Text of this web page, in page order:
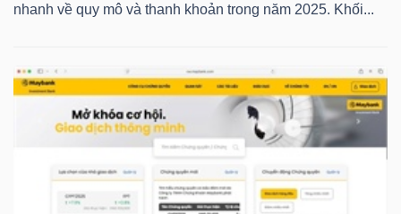
nhanh về quy mô và thanh khoản trong năm 2025. Khối...
CỤ
XUẤT